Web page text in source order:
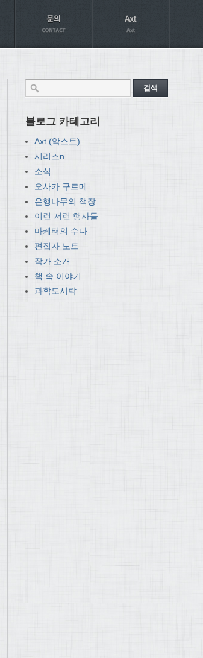
블로그 카테고리
Axt (악스트)
시리즈n
소식
오사카 구르메
은행나무의 책장
이런 저런 행사들
마케터의 수다
편집자 노트
작가 소개
책 속 이야기
과학도시락